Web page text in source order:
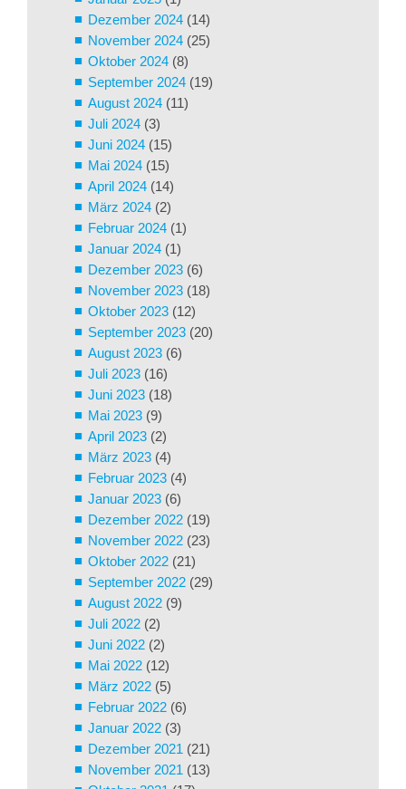
Dezember 2024 (14)
November 2024 (25)
Oktober 2024 (8)
September 2024 (19)
August 2024 (11)
Juli 2024 (3)
Juni 2024 (15)
Mai 2024 (15)
April 2024 (14)
März 2024 (2)
Februar 2024 (1)
Januar 2024 (1)
Dezember 2023 (6)
November 2023 (18)
Oktober 2023 (12)
September 2023 (20)
August 2023 (6)
Juli 2023 (16)
Juni 2023 (18)
Mai 2023 (9)
April 2023 (2)
März 2023 (4)
Februar 2023 (4)
Januar 2023 (6)
Dezember 2022 (19)
November 2022 (23)
Oktober 2022 (21)
September 2022 (29)
August 2022 (9)
Juli 2022 (2)
Juni 2022 (2)
Mai 2022 (12)
März 2022 (5)
Februar 2022 (6)
Januar 2022 (3)
Dezember 2021 (21)
November 2021 (13)